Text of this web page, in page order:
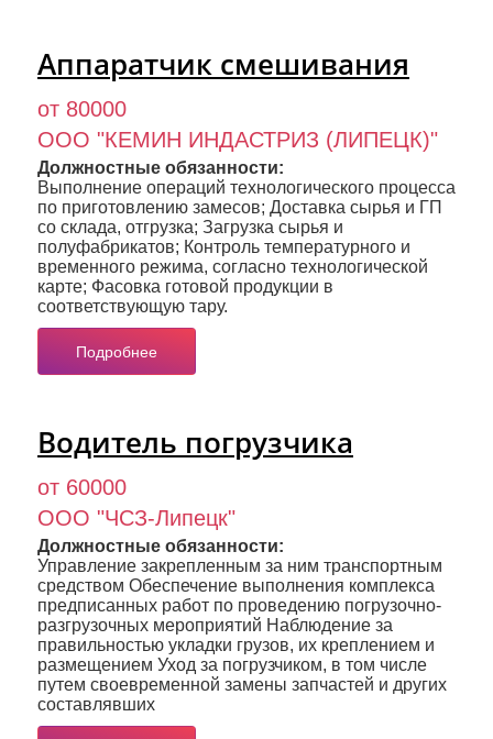
Аппаратчик смешивания
от 80000
ООО "КЕМИН ИНДАСТРИЗ (ЛИПЕЦК)"
Должностные обязанности:
Выполнение операций технологического процесса
по приготовлению замесов; Доставка сырья и ГП
со склада, отгрузка; Загрузка сырья и
полуфабрикатов; Контроль температурного и
временного режима, согласно технологической
карте; Фасовка готовой продукции в
соответствующую тару.
Подробнее
Водитель погрузчика
от 60000
ООО "ЧСЗ-Липецк"
Должностные обязанности:
Управление закрепленным за ним транспортным
средством Обеспечение выполнения комплекса
предписанных работ по проведению погрузочно-
разгрузочных мероприятий Наблюдение за
правильностью укладки грузов, их креплением и
размещением Уход за погрузчиком, в том числе
путем своевременной замены запчастей и других
составлявших